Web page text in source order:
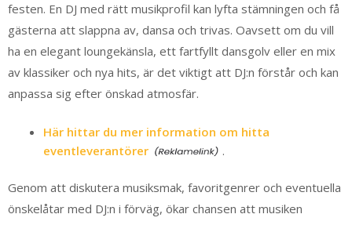
festen. En DJ med rätt musikprofil kan lyfta stämningen och få
gästerna att slappna av, dansa och trivas. Oavsett om du vill
ha en elegant loungekänsla, ett fartfyllt dansgolv eller en mix
av klassiker och nya hits, är det viktigt att DJ:n förstår och kan
anpassa sig efter önskad atmosfär.
Här hittar du mer information om hitta
eventleverantörer
.
Genom att diskutera musiksmak, favoritgenrer och eventuella
önskelåtar med DJ:n i förväg, ökar chansen att musiken